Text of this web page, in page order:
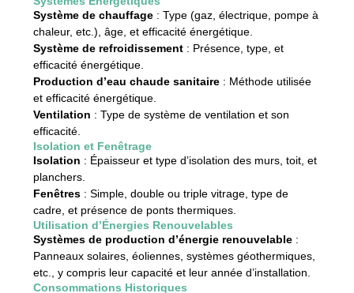
Système de chauffage : Type (gaz, électrique, pompe à
chaleur, etc.), âge, et efficacité énergétique.
Système de refroidissement : Présence, type, et
efficacité énergétique.
Production d’eau chaude sanitaire : Méthode utilisée
et efficacité énergétique.
Ventilation : Type de système de ventilation et son
efficacité.
Isolation et Fenêtrage
Isolation : Épaisseur et type d’isolation des murs, toit, et
planchers.
Fenêtres : Simple, double ou triple vitrage, type de
cadre, et présence de ponts thermiques.
Utilisation d’Énergies Renouvelables
Systèmes de production d’énergie renouvelable :
Panneaux solaires, éoliennes, systèmes géothermiques,
etc., y compris leur capacité et leur année d’installation.
Consommations Historiques